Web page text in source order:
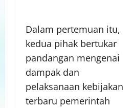
Dalam pertemuan itu,
kedua pihak bertukar
pandangan mengenai
dampak dan
pelaksanaan kebijakan
terbaru pemerintah